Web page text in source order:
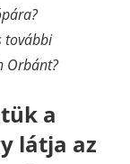
további
Orbánt?
a
látja az